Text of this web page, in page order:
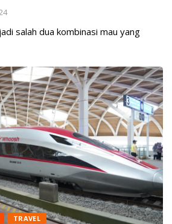
salah dua kombinasi mau yang
TRAVEL